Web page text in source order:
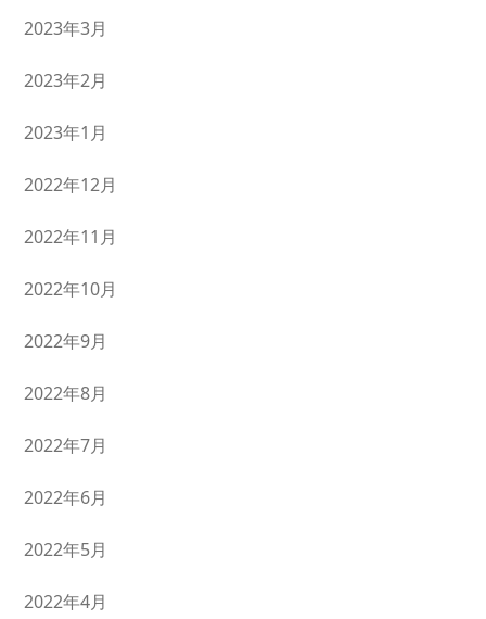
2023年3月
2023年2月
2023年1月
2022年12月
2022年11月
2022年10月
2022年9月
2022年8月
2022年7月
2022年6月
2022年5月
2022年4月